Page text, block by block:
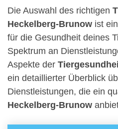
Die Auswahl des richtigen
Heckelberg-Brunow ist
für die Gesundheit deines
Spektrum an
Aspekte der
ein detaillierter Überblick
Dienstleistungen, die ein
Heckelberg-Brunow